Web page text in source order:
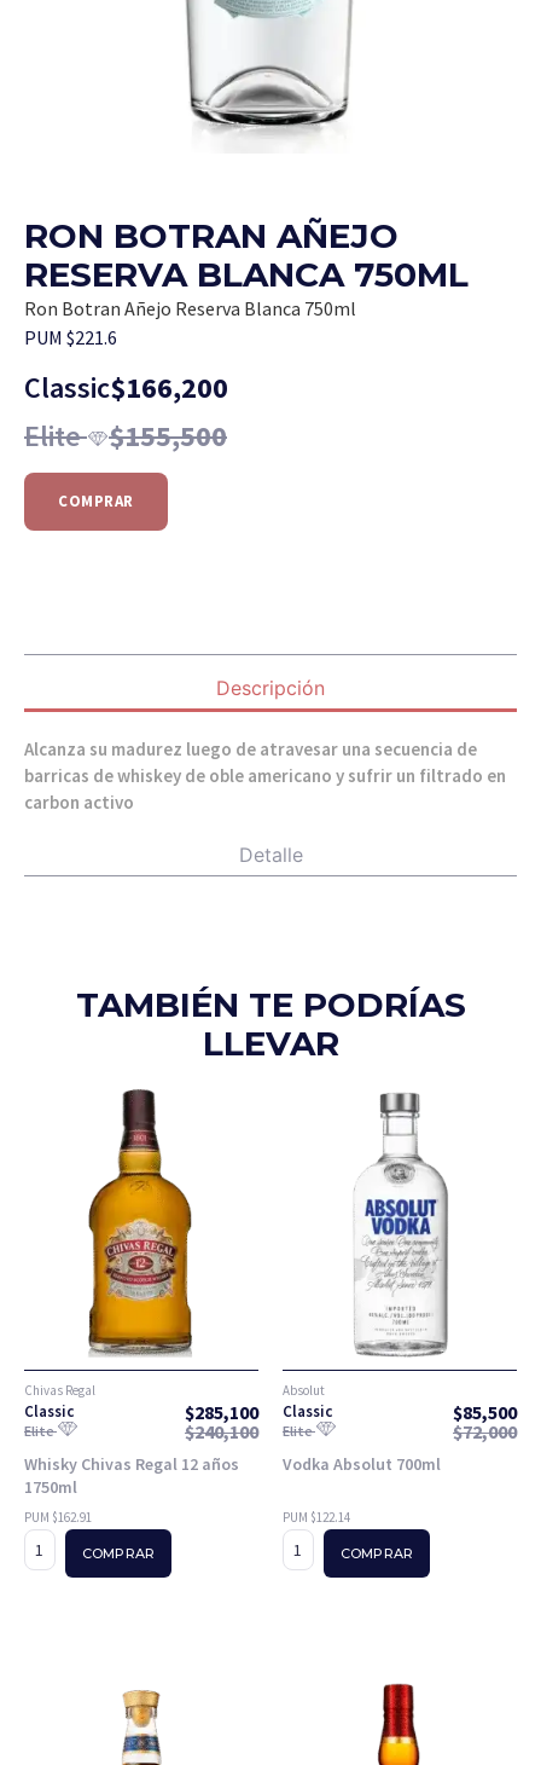
RON BOTRAN AÑEJO
RESERVA BLANCA 750ML
Ron Botran Añejo Reserva Blanca 750ml
PUM $221.6
Classic$166,200
Elite $155,500
COMPRAR
Descripción
Detalle
Alcanza su madurez luego de atravesar una secuencia de
barricas de whiskey de oble americano y sufrir un filtrado en
carbon activo
TAMBIÉN TE PODRÍAS
LLEVAR
Chivas Regal
Classic $285,100
Elite $240,100
Whisky Chivas Regal 12 años
1750ml
PUM $162.91
COMPRAR
Absolut
Classic $85,500
Elite $72,000
Vodka Absolut 700ml
PUM $122.14
COMPRAR